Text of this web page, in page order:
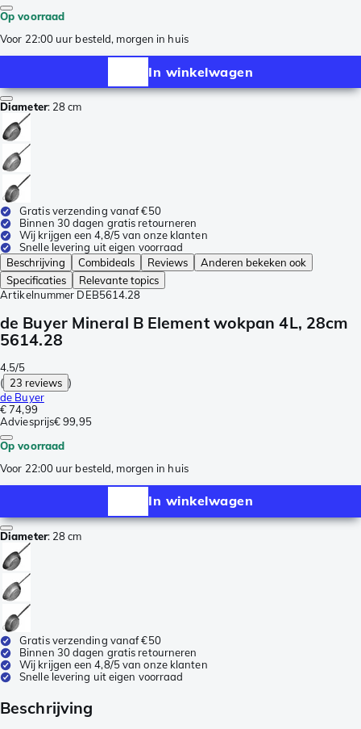
Op voorraad
Voor 22:00 uur besteld, morgen in huis
In winkelwagen
Diameter: 28 cm
Gratis verzending vanaf €50
Binnen 30 dagen gratis retourneren
Wij krijgen een 4,8/5 van onze klanten
Snelle levering uit eigen voorraad
Beschrijving
Combideals Reviews
Anderen bekeken ook
Specificaties
Relevante topics
Artikelnummer DEB5614.28
de Buyer Mineral B Element wokpan 4L, 28cm
5614.28
4.5/5
( 23 reviews )
de Buyer
€ 74,99
Adviesprijs€ 99,95
Op voorraad
Voor 22:00 uur besteld, morgen in huis
In winkelwagen
Diameter: 28 cm
Gratis verzending vanaf €50
Binnen 30 dagen gratis retourneren
Wij krijgen een 4,8/5 van onze klanten
Snelle levering uit eigen voorraad
Beschrijving